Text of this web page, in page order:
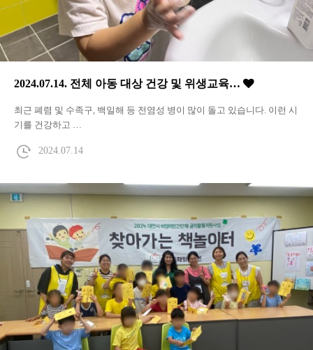
2024.07.14. 전체 아동 대상 건강 및 위생교육…
최근 폐렴 및 수족구, 백일해 등 전염성 병이 많이 돌고 있습니다. 이런 시
기를 건강하고 …
2024.07.14